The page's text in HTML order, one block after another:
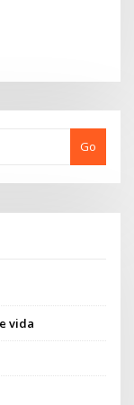
Go
vida